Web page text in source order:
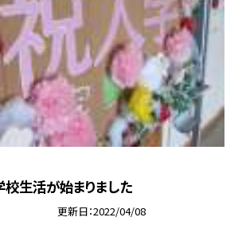
生活が始まりました
更新日 2022/04/08